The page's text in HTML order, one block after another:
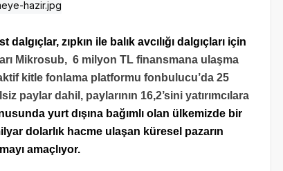
zıpkın ile balık avcılığı dalgıçları için
Mikrosub, 6 milyon TL finansmana ulaşma
kitle fonlama platformu fonbulucu’da 25
paylar dahil, paylarının 16,2’sini yatırımcılara
yurt dışına bağımlı olan ülkemizde bir
dolarlık hacme ulaşan küresel pazarın
amaçlıyor.